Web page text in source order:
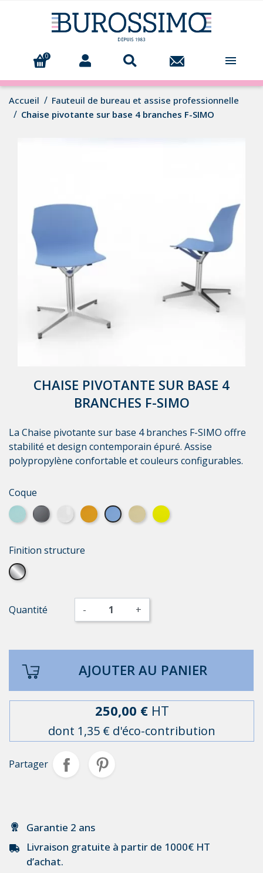
0 
Accueil
Fauteuil de bureau et assise professionnelle
Chaise pivotante sur base 4 branches F-SIMO
CHAISE PIVOTANTE SUR BASE 4
BRANCHES F-SIMO
La Chaise pivotante sur base 4 branches F-SIMO offre
stabilité et design contemporain épuré. Assise
polypropylène confortable et couleurs configurables.
Coque
Bleu clairGraphiteBlancOrangeBleu foncé
MarronJaune
Finition structure
Aluminium poli
Quantité - +
AJOUTER AU PANIER
250,00 € HT
dont 1,35 € d'éco-contribution
Partager
Garantie 2 ans
Livraison gratuite à partir de 1000€ HT
d’achat.